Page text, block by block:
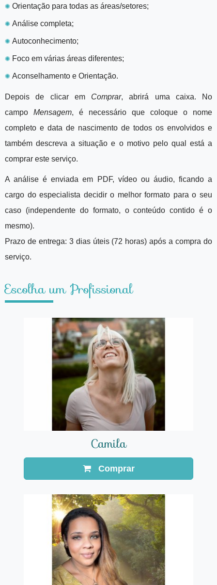
✺ Orientação para todas as áreas/setores;
✺ Análise completa;
✺ Autoconhecimento;
✺ Foco em várias áreas diferentes;
✺ Aconselhamento e Orientação.
Depois de clicar em Comprar, abrirá uma caixa. No
campo Mensagem, é necessário que coloque o nome
completo e data de nascimento de todos os envolvidos e
também descreva a situação e o motivo pelo qual está a
comprar este serviço.
A análise é enviada em PDF, vídeo ou áudio, ficando a
cargo do especialista decidir o melhor formato para o seu
caso (independente do formato, o conteúdo contido é o
mesmo).
Prazo de entrega: 3 dias úteis (72 horas) após a compra do
serviço.
Escolha um Profissional
Camila
Comprar